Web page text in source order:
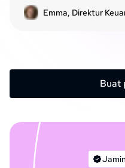
Emma, Direktur
Buat